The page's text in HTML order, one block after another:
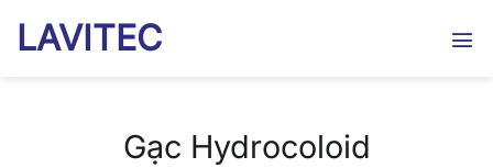
LAVITEC
Gạc Hydrocoloid